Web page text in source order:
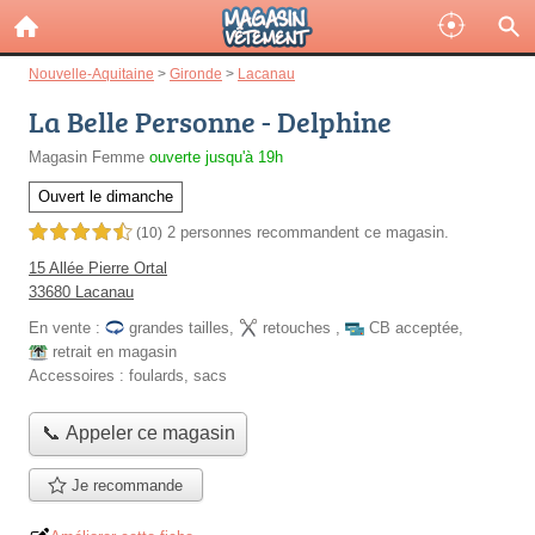
Nouvelle-Aquitaine > Gironde > Lacanau
La Belle Personne - Delphine
Magasin Femme ouverte jusqu'à 19h
Ouvert le dimanche
4,5 étoiles sur 5 (10) 2 personnes recommandent ce magasin.
15 Allée Pierre Ortal
33680 Lacanau
En vente :
grandes tailles, retouches , CB acceptée,
retrait en magasin
Accessoires : foulards, sacs
📞 Appeler ce magasin
Je recommande